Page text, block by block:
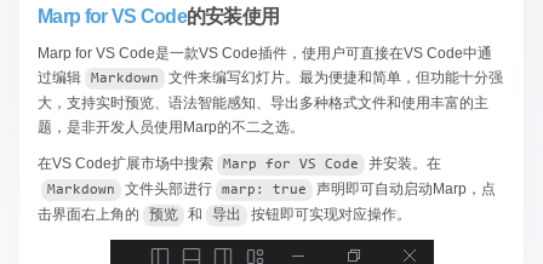
Marp for VS Code的安装使用
Marp for VS Code是一款VS Code插件，使用户可直接在VS Code中通
过编辑
Markdown
​文件来编写幻灯片。最为便捷和简单，但功能十分强
大，支持实时预览、语法智能感知、导出多种格式文件和使用丰富的主
题，是非开发人员使用Marp的不二之选。
在VS Code扩展市场中搜索 Marp for VS Code ​并安装。在
Markdown ​文件头部进行 marp: true
​声明即可自动启动Marp，点
击界面右上角的
预览 ​和 导出 ​按钮即可实现对应操作。